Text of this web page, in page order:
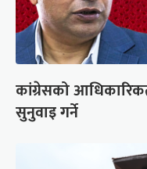
कांग्रेसको
सुनुवाइ गर्ने